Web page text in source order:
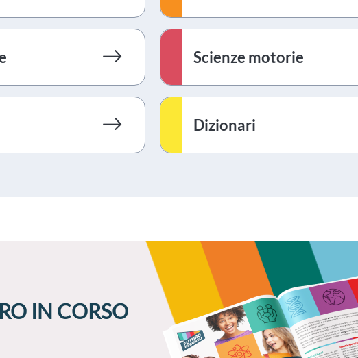
Scienze motorie
Dizionari
IN CORSO